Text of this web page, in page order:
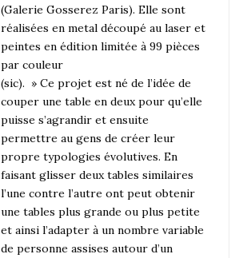
(Galerie Gosserez Paris). Elle sont
réalisées en metal découpé au laser et
peintes en édition limitée à 99 pièces
par couleur
(sic). » Ce projet est né de l’idée de
couper une table en deux pour qu’elle
puisse s’agrandir et ensuite
permettre au gens de créer leur
propre typologies évolutives. En
faisant glisser deux tables similaires
l’une contre l’autre ont peut obtenir
une tables plus grande ou plus petite
et ainsi l’adapter à un nombre variable
de personne assises autour d’un